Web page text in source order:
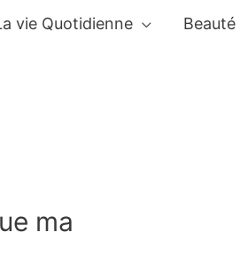
vie Quotidienne Beauté
ma